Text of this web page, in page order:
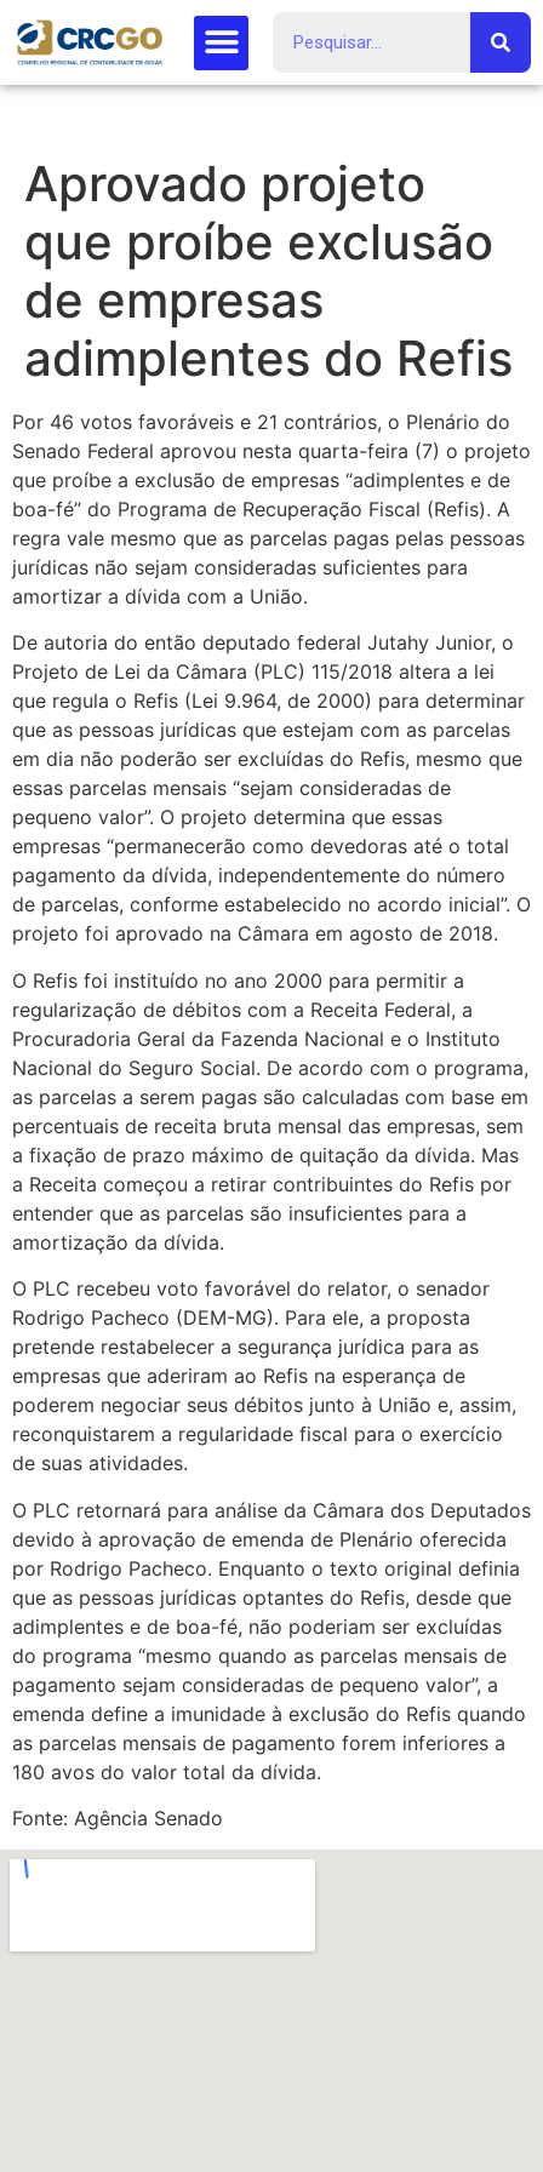
Aprovado projeto
que proíbe exclusão
de empresas
adimplentes do Refis
Por 46 votos favoráveis e 21 contrários, o Plenário do
Senado Federal aprovou nesta quarta-feira (7) o projeto
que proíbe a exclusão de empresas “adimplentes e de
boa-fé” do Programa de Recuperação Fiscal (Refis). A
regra vale mesmo que as parcelas pagas pelas pessoas
jurídicas não sejam consideradas suficientes para
amortizar a dívida com a União.
De autoria do então deputado federal Jutahy Junior, o
Projeto de Lei da Câmara (PLC) 115/2018 altera a lei
que regula o Refis (Lei 9.964, de 2000) para determinar
que as pessoas jurídicas que estejam com as parcelas
em dia não poderão ser excluídas do Refis, mesmo que
essas parcelas mensais “sejam consideradas de
pequeno valor”. O projeto determina que essas
empresas “permanecerão como devedoras até o total
pagamento da dívida, independentemente do número
de parcelas, conforme estabelecido no acordo inicial”. O
projeto foi aprovado na Câmara em agosto de 2018.
O Refis foi instituído no ano 2000 para permitir a
regularização de débitos com a Receita Federal, a
Procuradoria Geral da Fazenda Nacional e o Instituto
Nacional do Seguro Social. De acordo com o programa,
as parcelas a serem pagas são calculadas com base em
percentuais de receita bruta mensal das empresas, sem
a fixação de prazo máximo de quitação da dívida. Mas
a Receita começou a retirar contribuintes do Refis por
entender que as parcelas são insuficientes para a
amortização da dívida.
O PLC recebeu voto favorável do relator, o senador
Rodrigo Pacheco (DEM-MG). Para ele, a proposta
pretende restabelecer a segurança jurídica para as
empresas que aderiram ao Refis na esperança de
poderem negociar seus débitos junto à União e, assim,
reconquistarem a regularidade fiscal para o exercício
de suas atividades.
O PLC retornará para análise da Câmara dos Deputados
devido à aprovação de emenda de Plenário oferecida
por Rodrigo Pacheco. Enquanto o texto original definia
que as pessoas jurídicas optantes do Refis, desde que
adimplentes e de boa-fé, não poderiam ser excluídas
do programa “mesmo quando as parcelas mensais de
pagamento sejam consideradas de pequeno valor”, a
emenda define a imunidade à exclusão do Refis quando
as parcelas mensais de pagamento forem inferiores a
180 avos do valor total da dívida.
Fonte: Agência Senado